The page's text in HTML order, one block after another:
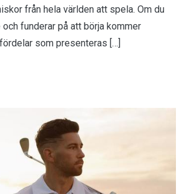
från hela världen att spela. Om du
och funderar på att börja kommer
som presenteras […]